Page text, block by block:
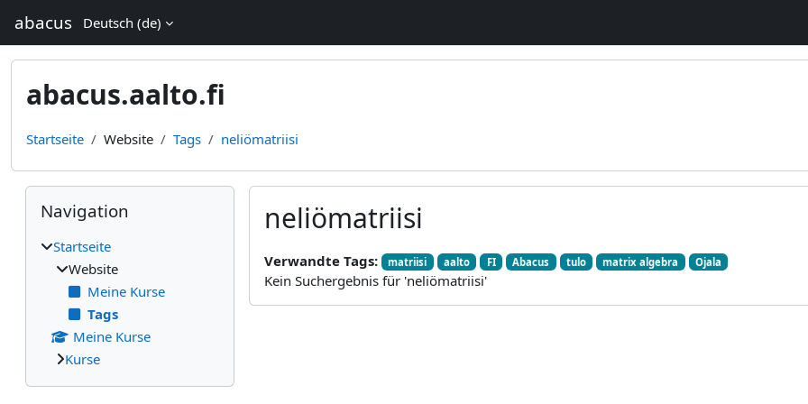
abacus Deutsch ‎(de)‎
abacus.aalto.fi
Startseite Website Tags neliömatriisi
neliömatriisi
Verwandte Tags: matriisi aalto FI Abacus tulo matrix algebra Ojala
Kein Suchergebnis für 'neliömatriisi'
Blöcke
Navigation überspringen
Navigation
Startseite
Website
Meine Kurse
Tags
Meine Kurse
Kurse